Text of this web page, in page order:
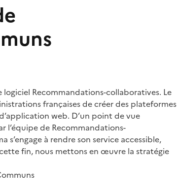
Recommandations-collaboratives. Le
françaises de créer des plateformes
web. D’un point de vue
l’équipe de Recommandations-
à rendre son service accessible,
fin, nous mettons en œuvre la stratégie